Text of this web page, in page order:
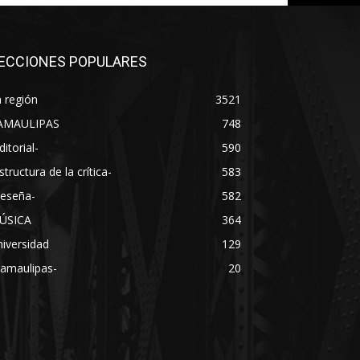
POPULARES
región
3521
748
590
de la crítica-
583
582
364
129
20